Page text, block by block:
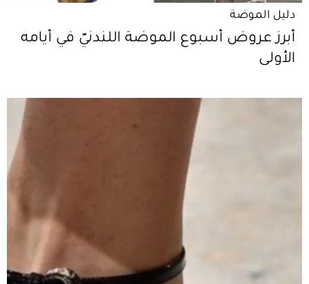
دليل الموضة
أبرز عروض أسبوع الموضة اللندنيّ في أيامه
الأولى